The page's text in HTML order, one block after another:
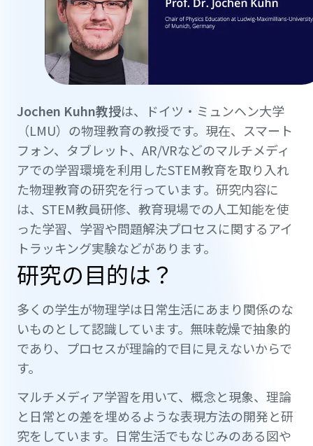
Jochen Kuhn教授は、ドイツ・ミュンヘン大学
（LMU）の物理教育の教授です。現在、スマート
フォン、タブレット、AR/VRなどのマルチメディ
アでの学習環境を利用したSTEM教育を取り入れ
た物理教育の研究を行っています。研究内容に
は、STEM教員研修、教育現場での人工知能を使
った学習、学習や問題解決プロセスに関するアイ
トラッキング実験などがあります。
研究の目的は？
多くの学生が物理学は日常生活にあまり関係のな
いものとして認識しています。無味乾燥で抽象的
であり、プロセスが理論的で目に見えないからで
す。
マルチメディア学習を用いて、概念と現象、理論
と日常との差を埋めるような表現方法の開発と研
究をしています。日常生活でもなじみのある図や